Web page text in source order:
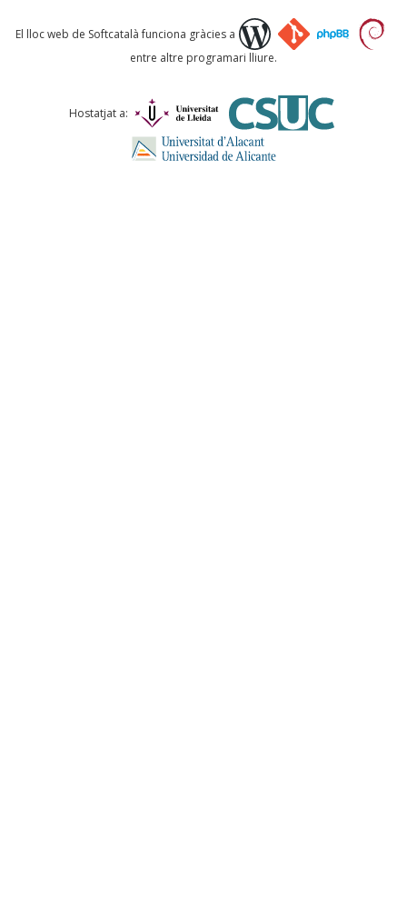
Què proposeu?
Comentari *
El lloc web de Softcatalà funciona gràcies a
entre altre programari lliure.
Hostatjat a: